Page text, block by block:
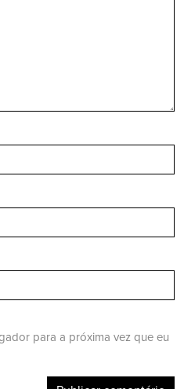
para a próxima vez que eu